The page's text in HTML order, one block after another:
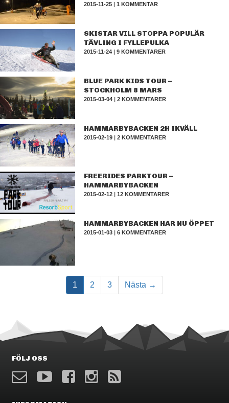
2015-11-25 |1 KOMMENTAR
SKISTAR VILL STOPPA POPULÄR
TÄVLING I FYLLEPULKA
2015-11-24 |9 KOMMENTARER
BLUE PARK KIDS TOUR –
STOCKHOLM 8 MARS
2015-03-04 |2 KOMMENTARER
HAMMARBYBACKEN 2H IKVÄLL
2015-02-19 |2 KOMMENTARER
FREERIDES PARKTOUR –
HAMMARBYBACKEN
2015-02-12 |12 KOMMENTARER
HAMMARBYBACKEN HAR NU ÖPPET
2015-01-03 |6 KOMMENTARER
1 2 3 Nästa →
FÖLJ OSS